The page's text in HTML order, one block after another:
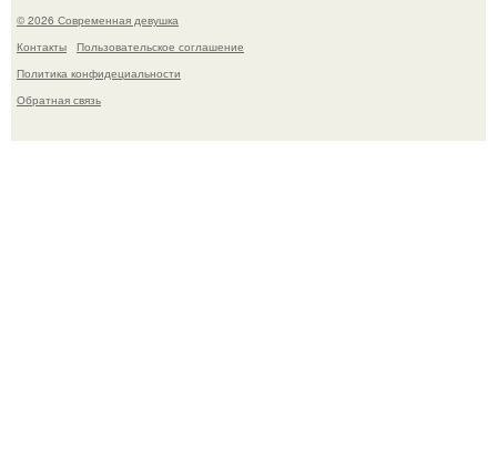
© 2026 Современная девушка
Контакты
Пользовательское соглашение
Политика конфидециальности
Обратная связь